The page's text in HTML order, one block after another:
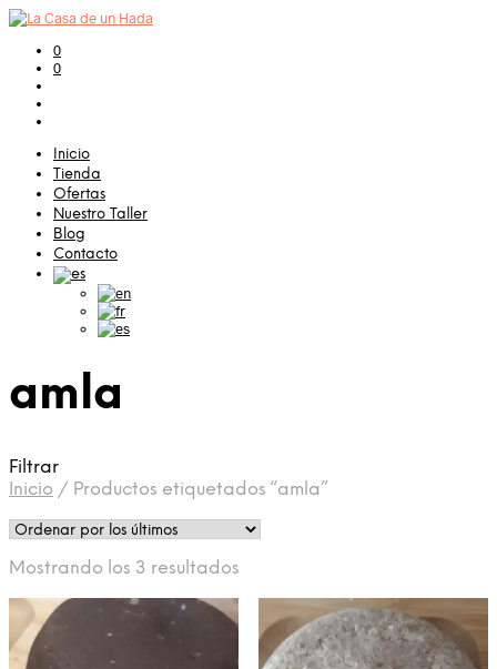
0
0
Inicio
Tienda
Ofertas
Nuestro Taller
Blog
Contacto
amla
Filtrar
Inicio / Productos etiquetados “amla”
Mostrando los 3 resultados
últimos